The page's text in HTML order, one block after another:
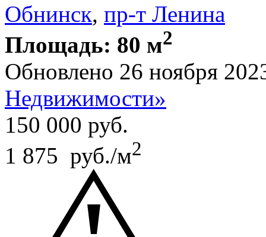
Обнинск, пр-т Ленина
Площадь: 80 м2
Обновлено 26 ноября
Недвижимости»
150 000 руб.
1 875 руб./м2